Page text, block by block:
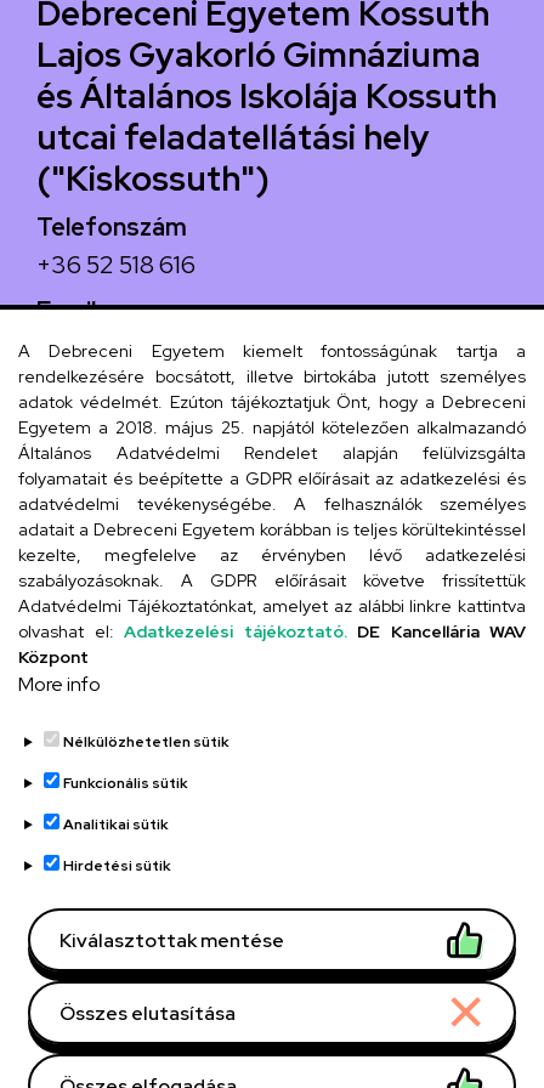
Debreceni Egyetem Kossuth
Lajos Gyakorló Gimnáziuma
és Általános Iskolája Kossuth
utcai feladatellátási hely
("Kiskossuth")
Telefonszám
+36 52 518 616
Email
iskola@kossuth-alt.unideb.hu
Cím
4024 Debrecen, Kossuth utca 33.
Szervezeti telefonkönyv
UD telefonkönyv
Adatvédelem
Adatvédelem
Régi oldal
Technikai információk
Copyright © 2026 Unideb
A Debreceni Egyetem kiemelt fontosságúnak tartja a
rendelkezésére bocsátott, illetve birtokába jutott személyes
adatok védelmét. Ezúton tájékoztatjuk Önt, hogy a Debreceni
Egyetem a 2018. május 25. napjától kötelezően alkalmazandó
Általános Adatvédelmi Rendelet alapján felülvizsgálta
folyamatait és beépítette a GDPR előírásait az adatkezelési és
adatvédelmi tevékenységébe. A felhasználók személyes
adatait a Debreceni Egyetem korábban is teljes körültekintéssel
kezelte, megfelelve az érvényben lévő adatkezelési
szabályozásoknak. A GDPR előírásait követve frissítettük
Adatvédelmi Tájékoztatónkat, amelyet az alábbi linkre kattintva
olvashat el: Adatkezelési tájékoztató. DE Kancellária WAV
Központ
More info
Nélkülözhetetlen sütik
Funkcionális sütik
Analitikai sütik
Hirdetési sütik
Kiválasztottak mentése
Összes elutasítása